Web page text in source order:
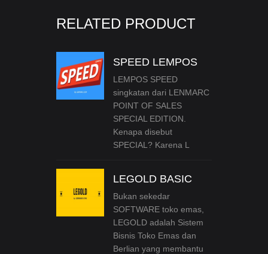
RELATED PRODUCT
SPEED LEMPOS
LEMPOS SPEED
singkatan dari LENMARC
POINT OF SALES
SPECIAL EDITION.
Kenapa disebut
SPECIAL? Karena L
LEGOLD BASIC
Bukan sekedar
SOFTWARE toko emas,
LEGOLD adalah Sistem
Bisnis Toko Emas dan
Berlian yang membantu